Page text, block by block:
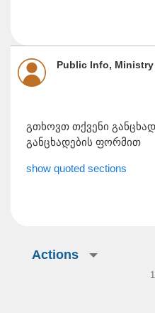
გთხოვთ თქვენი
განცხადების ფორმით
show quoted sections
Actions
1